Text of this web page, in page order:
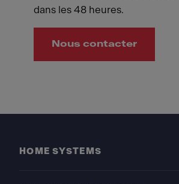
dans les 48 heures.
Nous contacter
HOME SYSTEMS